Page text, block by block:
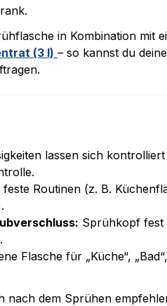
in Kombination mit
(3 l) – so kannst du
lassen sich
Routinen (z. B.
Sprühkopf fest
Flasche für „Küche“,
nach dem Sprühen